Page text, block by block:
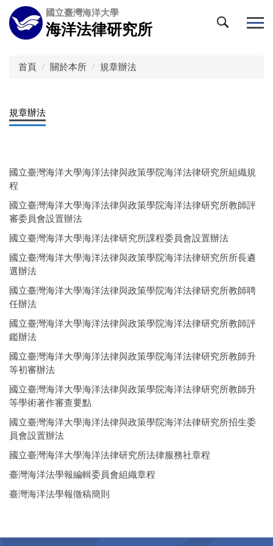
跳
到
主
國立臺灣海洋大學
海洋法律研究所
首頁 關於本所 規章辦法
規章辦法
國立臺灣海洋大學海洋法律與政策學院海洋法律研究所組織規
程
國立臺灣海洋大學海洋法律與政策學院海洋法律研究所教師評
審委員會設置辦法
國立臺灣海洋大學海洋法律研究所課程委員會設置辦法
國立臺灣海洋大學海洋法律與政策學院海洋法律研究所所長遴
選辦法
國立臺灣海洋大學海洋法律與政策學院海洋法律研究所教師聘
任辦法
國立臺灣海洋大學海洋法律與政策學院海洋法律研究所教師評
鑑辦法
國立臺灣海洋大學海洋法律與政策學院海洋法律研究所教師升
等初審辦法
國立臺灣海洋大學海洋法律與政策學院海洋法律研究所教師升
等學術著作審查要點
國立臺灣海洋大學海洋法律與政策學院海洋法律研究所招生委
員會設置辦法
國立臺灣海洋大學海洋法律研究所法律服務社章程
臺灣海洋法學報編輯委員會組織章程
臺灣海洋法學報徵稿簡則